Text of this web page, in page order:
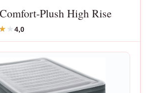
Plush High Rise
4,0